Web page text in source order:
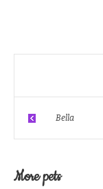
Bella
More pets